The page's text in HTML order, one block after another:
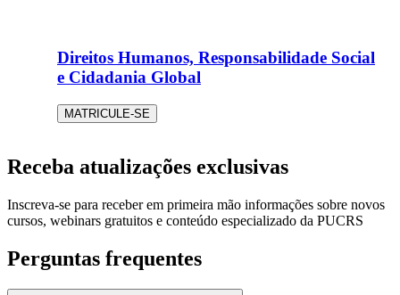
Direitos Humanos, Responsabilidade Social
e Cidadania Global
MATRICULE-SE
Receba atualizações exclusivas
Inscreva-se para receber em primeira mão informações sobre novos
cursos, webinars gratuitos e conteúdo especializado da PUCRS
Perguntas frequentes